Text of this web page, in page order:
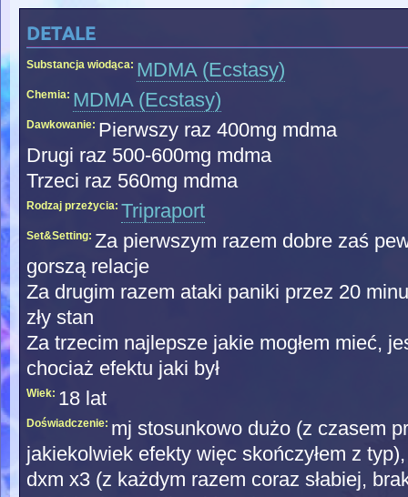
detale
Substancja wiodąca: MDMA (Ecstasy)
Chemia: MDMA (Ecstasy)
Dawkowanie: Pierwszy raz 400mg mdma
Drugi raz 500-600mg mdma
Trzeci raz 560mg mdma
Rodzaj przeżycia: Tripraport
Set&Setting: Za pierwszym razem dobre zaś
gorszą relacje
Za drugim razem ataki paniki przez 20
zły stan
Za trzecim najlepsze jakie mogłem mieć,
chociaż efektu jaki był
Wiek: 18 lat
Doświadczenie: mj stosunkowo dużo (z czasem
jakiekolwiek efekty więc skończyłem z typ),
dxm x3 (z każdym razem coraz słabiej,